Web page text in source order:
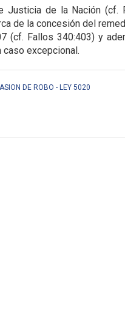
Justicia de la Nación (cf.
de la concesión del
(cf. Fallos 340:403) y
excepcional.
DE ROBO - LEY 5020